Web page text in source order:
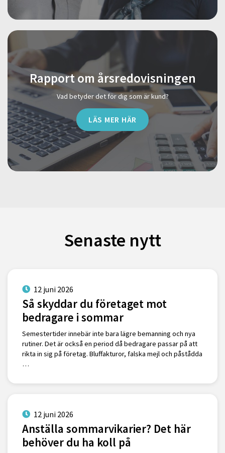
Rapport om årsredovisningen
Vad betyder det för dig som är kund?
LÄS MER HÄR
Senaste nytt
12 juni 2026
Så skyddar du företaget mot
bedragare i sommar
Semestertider innebär inte bara lägre bemanning och nya
rutiner. Det är också en period då bedragare passar på att
rikta in sig på företag. Bluffakturor, falska mejl och påstådda
…
12 juni 2026
Anställa sommarvikarier? Det här
behöver du ha koll på